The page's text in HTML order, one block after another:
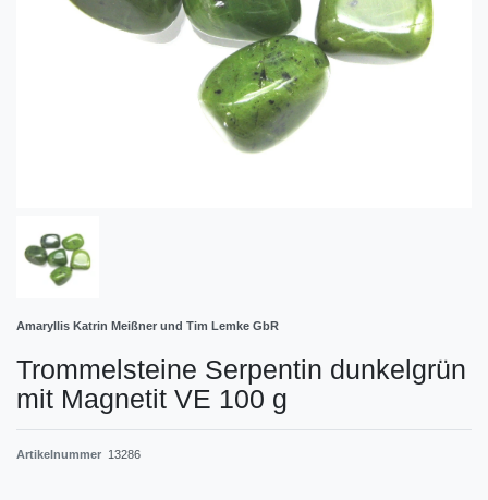
Amaryllis Katrin Meißner und Tim Lemke GbR
Trommelsteine Serpentin dunkelgrün
mit Magnetit VE 100 g
Artikelnummer 13286